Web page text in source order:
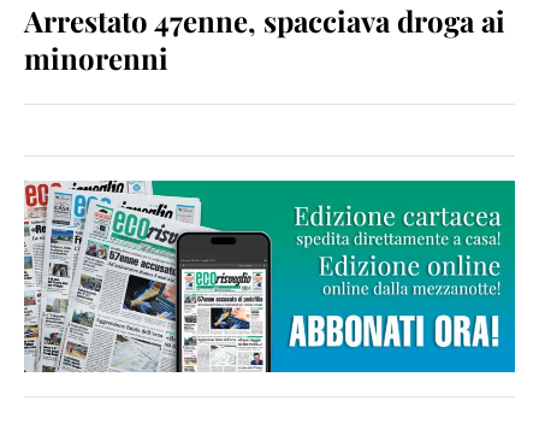
Arrestato 47enne, spacciava droga ai
minorenni